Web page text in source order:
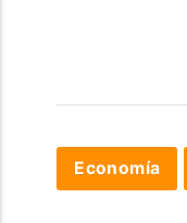
Economía